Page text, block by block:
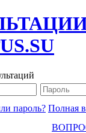
пароль? Полная